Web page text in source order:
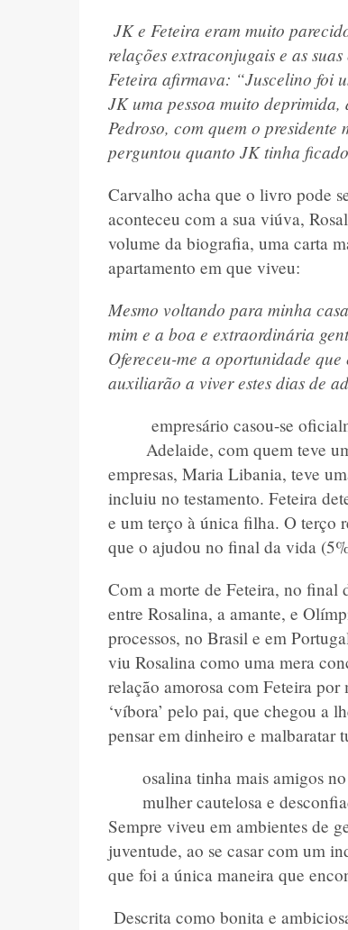
JK e Feteira eram muito
relações extraconjugais e as
Feteira afirmava: “Juscelino foi
JK uma pessoa muito
Pedroso, com quem o
perguntou quanto JK tinha
Carvalho acha que o livro pode
aconteceu com a sua viúva,
volume da biografia, uma carta
apartamento em que viveu:
Mesmo voltando para minha
mim e a boa e extraordinária
Ofereceu-me a oportunidade
auxiliarão a viver estes dias de
empresário casou-se
Adelaide, com quem teve
empresas, Maria Libania, teve
incluiu no testamento. Feteira
e um terço à única filha. O terço
que o ajudou no final da vida
Com a morte de Feteira, no final
entre Rosalina, a amante, e
processos, no Brasil e em
viu Rosalina como uma mera
relação amorosa com Feteira
‘víbora’ pelo pai, que chegou a
pensar em dinheiro e malbaratar
osalina tinha mais amigos
mulher cautelosa e
Sempre viveu em ambientes de
juventude, ao se casar com um
que foi a única maneira que
Descrita como bonita e